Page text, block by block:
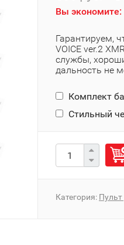
Вы экономите:
Гарантируем,
VOICE ver.2
службы,
дальность не
Комплект
Стильный
Категория: Пульт